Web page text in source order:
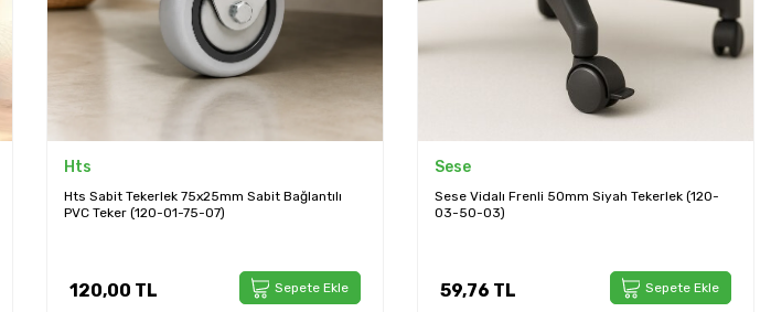
Hts
Hts Sabit Tekerlek 75x25mm Sabit Bağlantılı
PVC Teker (120-01-75-07)
120,00 TL Sepete Ekle
Sese
Sese Vidalı Frenli 50mm Siyah Tekerlek (120-
03-50-03)
59,76 TL Sepete Ekle